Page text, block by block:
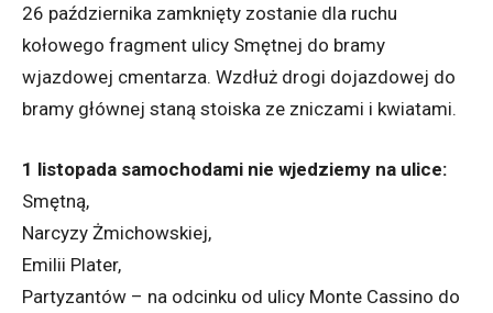
26 października zamknięty zostanie dla ruchu
kołowego fragment ulicy Smętnej do bramy
wjazdowej cmentarza. Wzdłuż drogi dojazdowej do
bramy głównej staną stoiska ze zniczami i kwiatami.
1 listopada samochodami nie wjedziemy na ulice:
Smętną,
Narcyzy Żmichowskiej,
Emilii Plater,
Partyzantów – na odcinku od ulicy Monte Cassino do